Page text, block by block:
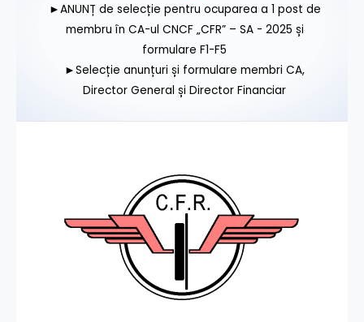
►ANUNȚ de selecție pentru ocuparea a 1 post de
membru în CA-ul CNCF „CFR” – SA - 2025 și
formulare F1-F5
►Selecție anunțuri și formulare membri CA,
Director General și Director Financiar